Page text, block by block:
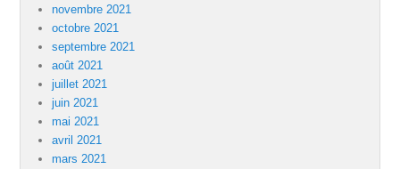
novembre 2021
octobre 2021
septembre 2021
août 2021
juillet 2021
juin 2021
mai 2021
avril 2021
mars 2021